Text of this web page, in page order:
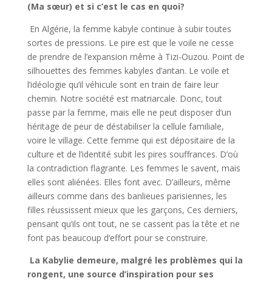
(Ma sœur) et si c’est le cas en quoi?
En Algérie, la femme kabyle continue à subir toutes
sortes de pressions. Le pire est que le voile ne cesse
de prendre de l’expansion même à Tizi-Ouzou. Point de
silhouettes des femmes kabyles d’antan. Le voile et
l’idéologie qu’il véhicule sont en train de faire leur
chemin. Notre société est matriarcale. Donc, tout
passe par la femme, mais elle ne peut disposer d’un
héritage de peur de déstabiliser la cellule familiale,
voire le village. Cette femme qui est dépositaire de la
culture et de l’identité subit les pires souffrances. D’où
la contradiction flagrante. Les femmes le savent, mais
elles sont aliénées. Elles font avec. D’ailleurs, même
ailleurs comme dans des banlieues parisiennes, les
filles réussissent mieux que les garçons, Ces derniers,
pensant qu’ils ont tout, ne se cassent pas la tête et ne
font pas beaucoup d’effort pour se construire.
La Kabylie demeure, malgré les problèmes qui la
rongent, une source d’inspiration pour ses